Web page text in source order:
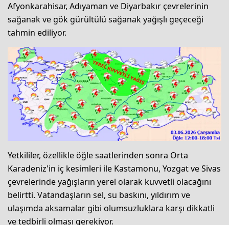
Afyonkarahisar, Adıyaman ve Diyarbakır çevrelerinin
sağanak ve gök gürültülü sağanak yağışlı geçeceği
tahmin ediliyor.
Yetkililer, özellikle öğle saatlerinden sonra Orta
Karadeniz'in iç kesimleri ile Kastamonu, Yozgat ve Sivas
çevrelerinde yağışların yerel olarak kuvvetli olacağını
belirtti. Vatandaşların sel, su baskını, yıldırım ve
ulaşımda aksamalar gibi olumsuzluklara karşı dikkatli
ve tedbirli olması gerekiyor.